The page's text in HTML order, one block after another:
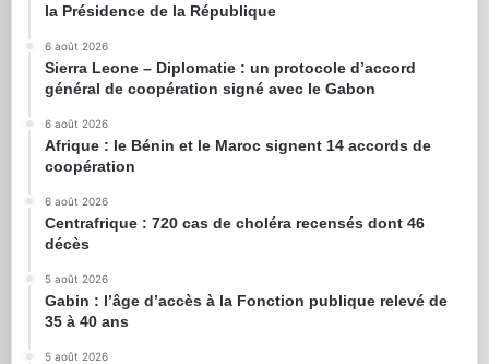
la Présidence de la République
6 août 2026
Sierra Leone – Diplomatie : un protocole d’accord
général de coopération signé avec le Gabon
6 août 2026
Afrique : le Bénin et le Maroc signent 14 accords de
coopération
6 août 2026
Centrafrique : 720 cas de choléra recensés dont 46
décès
5 août 2026
Gabin : l’âge d’accès à la Fonction publique relevé de
35 à 40 ans
5 août 2026